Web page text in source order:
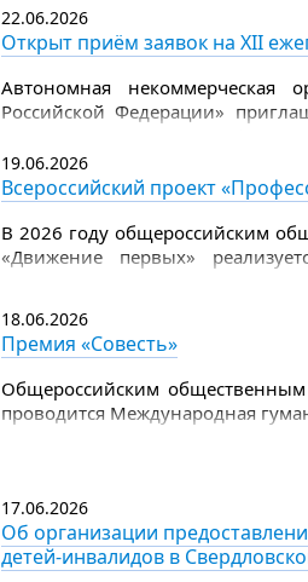
представлены проекты
социального обслуживания
социальной политики
центром социальной помощи).
22.06.2026
Открыт приём заявок на XII
Автономная некоммерческая
Российской Федерации»
площадка для обмена опытом,
лучших управленческих практик.
19.06.2026
Всероссийский проект
В 2026 году общероссийским
«Движение первых»
воспитательную и
деятельности Движения Первых.
18.06.2026
Премия «Совесть»
Общероссийским
проводится Международная
детям, и укрепить ценности
и ответственности.
17.06.2026
Об организации
детей-инвалидов в